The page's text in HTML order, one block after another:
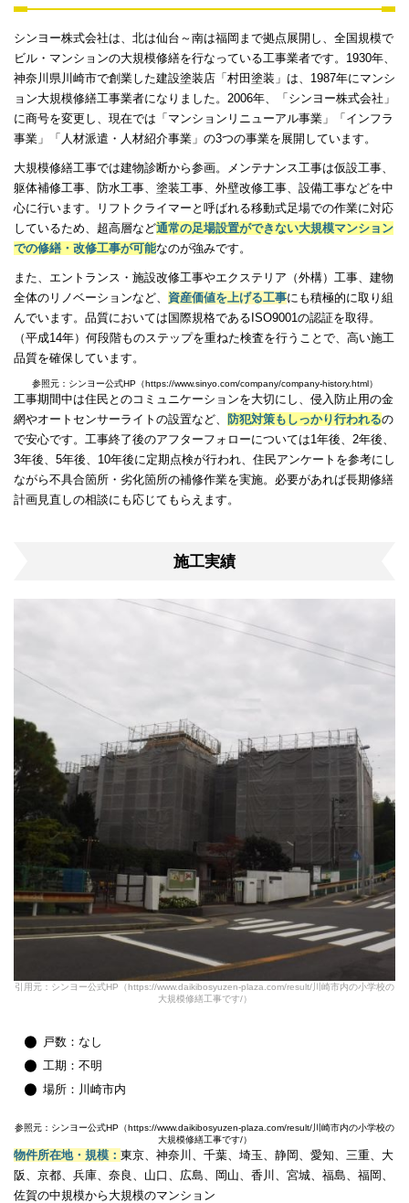
シンヨー株式会社は、北は仙台～南は福岡まで拠点展開し、全国規模で
ビル・マンションの大規模修繕を行なっている工事業者です。1930年、
神奈川県川崎市で創業した建設塗装店「村田塗装」は、1987年にマンシ
ョン大規模修繕工事業者になりました。2006年、「シンヨー株式会社」
に商号を変更し、現在では「マンションリニューアル事業」「インフラ
事業」「人材派遣・人材紹介事業」の3つの事業を展開しています。
大規模修繕工事では建物診断から参画。メンテナンス工事は仮設工事、
躯体補修工事、防水工事、塗装工事、外壁改修工事、設備工事などを中
心に行います。リフトクライマーと呼ばれる移動式足場での作業に対応
しているため、超高層など通常の足場設置ができない大規模マンション
での修繕・改修工事が可能なのが強みです。
また、エントランス・施設改修工事やエクステリア（外構）工事、建物
全体のリノベーションなど、 資産価値を上げる工事にも積極的に取り組
んでいます。品質においては国際規格であるISO9001の認証を取得。
（平成14年）何段階ものステップを重ねた検査を行うことで、高い施工
品質を確保しています。
参照元：シンヨー公式HP（https://www.sinyo.com/company/company-history.html）
工事期間中は住民とのコミュニケーションを大切にし、侵入防止用の金
網やオートセンサーライトの設置など、
防犯対策もしっかり行われるの
で安心です。工事終了後のアフターフォローについては1年後、2年後、
3年後、5年後、10年後に定期点検が行われ、住民アンケートを参考にし
ながら不具合箇所・劣化箇所の補修作業を実施。必要があれば長期修繕
計画見直しの相談にも応じてもらえます。
施工実績
引用元：シンヨー公式HP（https://www.daikibosyuzen-plaza.com/result/川崎市内の小学校の
大規模修繕工事です/）
戸数：なし
工期：不明
場所：川崎市内
参照元：シンヨー公式HP（https://www.daikibosyuzen-plaza.com/result/川崎市内の小学校の
大規模修繕工事です/）
物件所在地・規模： 東京、神奈川、千葉、埼玉、静岡、愛知、三重、大
阪、京都、兵庫、奈良、山口、広島、岡山、香川、宮城、福島、福岡、
佐賀の中規模から大規模のマンション